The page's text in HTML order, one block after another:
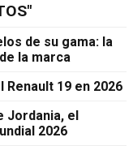
de su gama: la
la marca
19 en 2026
Jordania, el
2026